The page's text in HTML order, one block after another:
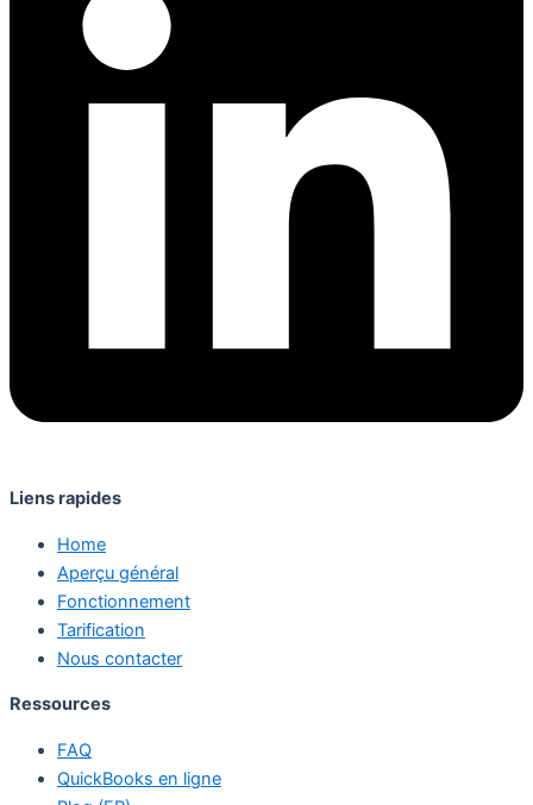
Liens rapides
Home
Aperçu général
Fonctionnement
Tarification
Nous contacter
Ressources
FAQ
QuickBooks en ligne